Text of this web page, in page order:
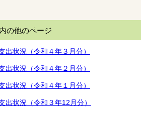
の他のページ
出状況（令和４年３月分）
出状況（令和４年２月分）
出状況（令和４年１月分）
出状況（令和３年12月分）